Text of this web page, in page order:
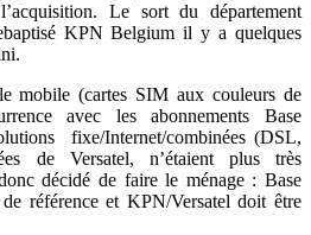
Le sort du département
KPN Belgium il y a quelques
mobile (cartes SIM aux couleurs de
avec les abonnements Base
fixe/Internet/combinées (DSL,
de Versatel, n’étaient plus très
décidé de faire le ménage : Base
référence et KPN/Versatel doit être